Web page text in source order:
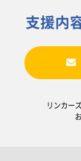
支援内
リンカー